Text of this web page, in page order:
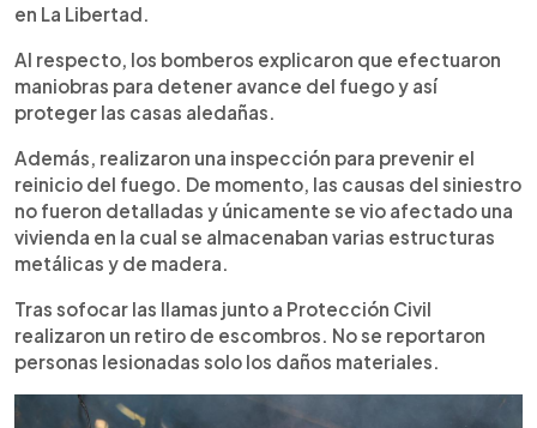
en La Libertad.
Al respecto, los bomberos explicaron que efectuaron
maniobras para detener avance del fuego y así
proteger las casas aledañas.
Además, realizaron una inspección para prevenir el
reinicio del fuego. De momento, las causas del siniestro
no fueron detalladas y únicamente se vio afectado una
vivienda en la cual se almacenaban varias estructuras
metálicas y de madera.
Tras sofocar las llamas junto a Protección Civil
realizaron un retiro de escombros. No se reportaron
personas lesionadas solo los daños materiales.